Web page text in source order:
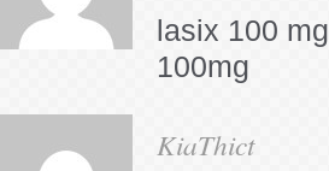
lasix 100 mg
100mg
KiaThict